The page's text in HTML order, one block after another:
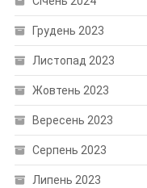
Грудень 2023
Листопад 2023
Жовтень 2023
Вересень 2023
Серпень 2023
Липень 2023